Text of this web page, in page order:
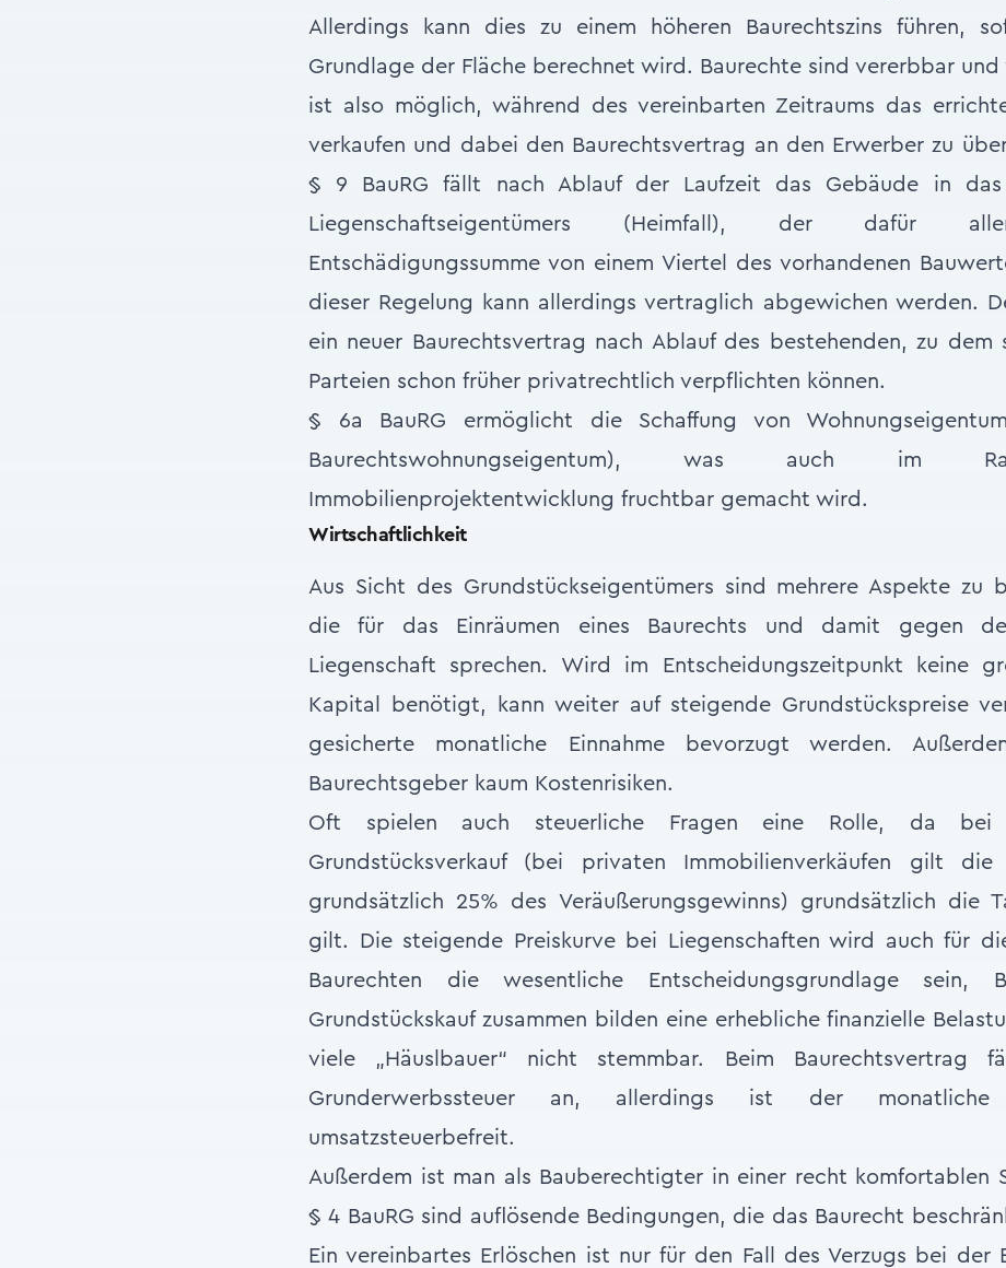
Allerdings kann dies zu einem höheren Baurechtszins führen,
Grundlage der Fläche berechnet wird. Baurechte sind vererbbar und
ist also möglich, während des vereinbarten Zeitraums das
verkaufen und dabei den Baurechtsvertrag an den Erwerber zu
§ 9 BauRG fällt nach Ablauf der Laufzeit das Gebäude in das
Liegenschaftseigentümers (Heimfall), der dafür
Entschädigungssumme von einem Viertel des vorhandenen
dieser Regelung kann allerdings vertraglich abgewichen werden.
ein neuer Baurechtsvertrag nach Ablauf des bestehenden, zu dem
Parteien schon früher privatrechtlich verpflichten können.
§ 6a BauRG ermöglicht die Schaffung von
Baurechtswohnungseigentum), was auch im
Immobilienprojektentwicklung fruchtbar gemacht wird.
Wirtschaftlichkeit
Aus Sicht des Grundstückseigentümers sind mehrere Aspekte zu
die für das Einräumen eines Baurechts und damit gegen
Liegenschaft sprechen. Wird im Entscheidungszeitpunkt keine
Kapital benötigt, kann weiter auf steigende Grundstückspreise
gesicherte monatliche Einnahme bevorzugt werden.
Baurechtsgeber kaum Kostenrisiken.
Oft spielen auch steuerliche Fragen eine Rolle, da bei
Grundstücksverkauf (bei privaten Immobilienverkäufen gilt die
grundsätzlich 25% des Veräußerungsgewinns) grundsätzlich die
gilt. Die steigende Preiskurve bei Liegenschaften wird auch für
Baurechten die wesentliche Entscheidungsgrundlage sein,
Grundstückskauf zusammen bilden eine erhebliche finanzielle
viele „Häuslbauer“ nicht stemmbar. Beim Baurechtsvertrag
Grunderwerbssteuer an, allerdings ist der monatliche
umsatzsteuerbefreit.
Außerdem ist man als Bauberechtigter in einer recht komfortablen
§ 4 BauRG sind auflösende Bedingungen, die das Baurecht
Ein vereinbartes Erlöschen ist nur für den Fall des Verzugs bei der